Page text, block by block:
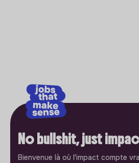
No bullshit, just
Bienvenue là où l'impact compte